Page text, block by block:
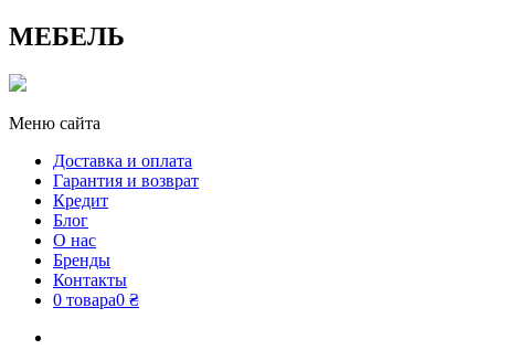
МЕБЕЛЬ
Меню сайта
Доставка и оплата
Гарантия и возврат
Кредит
Блог
О нас
Бренды
Контакты
0 товара0 ₴